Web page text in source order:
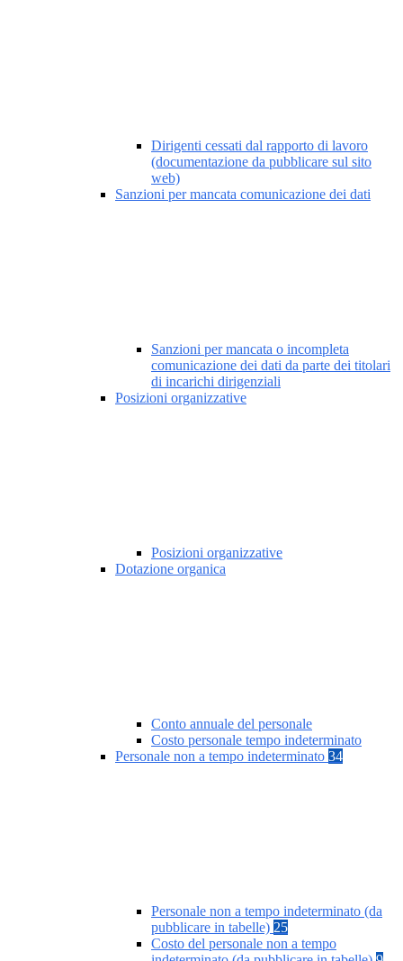
Dirigenti cessati dal rapporto di lavoro
(documentazione da pubblicare sul sito
web)
Sanzioni per mancata comunicazione dei dati
Sanzioni per mancata o incompleta
comunicazione dei dati da parte dei titolari
di incarichi dirigenziali
Posizioni organizzative
Posizioni organizzative
Dotazione organica
Conto annuale del personale
Costo personale tempo indeterminato
Personale non a tempo indeterminato 34
Personale non a tempo indeterminato (da
pubblicare in tabelle) 25
Costo del personale non a tempo